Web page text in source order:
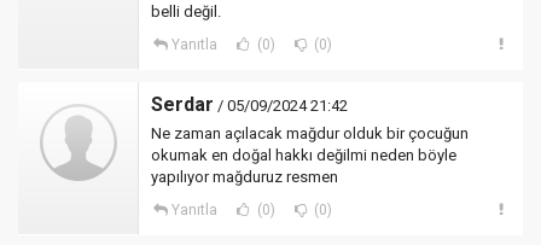
belli değil.
Yanıtla (0) (0)
Serdar / 05/09/2024 21:42
Ne zaman açılacak mağdur olduk bir çocuğun
okumak en doğal hakkı değilmi neden böyle
yapılıyor mağduruz resmen
Yanıtla (0) (0)